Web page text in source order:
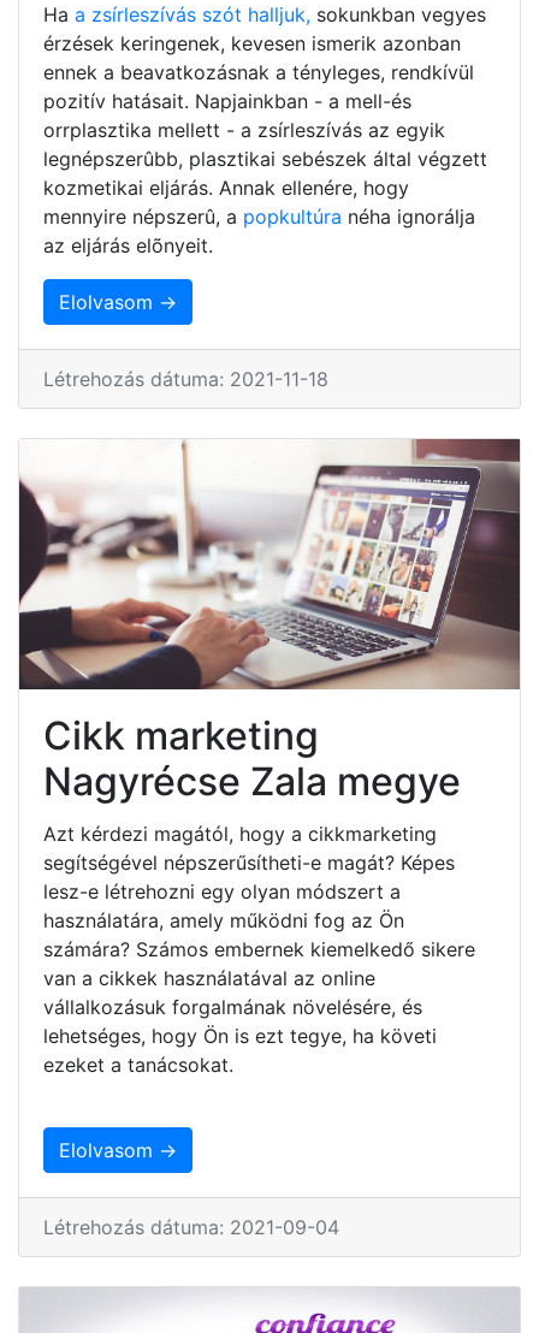
Ha a zsírleszívás szót halljuk, sokunkban vegyes
érzések keringenek, kevesen ismerik azonban
ennek a beavatkozásnak a tényleges, rendkívül
pozitív hatásait. Napjainkban - a mell-és
orrplasztika mellett - a zsírleszívás az egyik
legnépszerûbb, plasztikai sebészek által végzett
kozmetikai eljárás. Annak ellenére, hogy
mennyire népszerû, a popkultúra néha ignorálja
az eljárás elõnyeit.
Elolvasom →
Létrehozás dátuma: 2021-11-18
Cikk marketing
Nagyrécse Zala megye
Azt kérdezi magától, hogy a cikkmarketing
segítségével népszerűsítheti-e magát? Képes
lesz-e létrehozni egy olyan módszert a
használatára, amely működni fog az Ön
számára? Számos embernek kiemelkedő sikere
van a cikkek használatával az online
vállalkozásuk forgalmának növelésére, és
lehetséges, hogy Ön is ezt tegye, ha követi
ezeket a tanácsokat.
Elolvasom →
Létrehozás dátuma: 2021-09-04